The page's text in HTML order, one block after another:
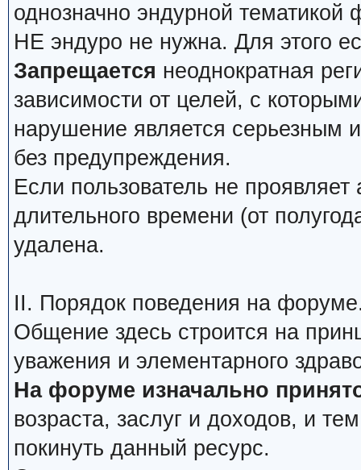
однозначно эндурной тематикой
НЕ эндуро не нужна. Для этого
Запрещается неоднократная
зависимости от целей, с
нарушение является серьезным
без предупреждения.
Если пользователь не
длительного времени (от
удалена.
II. Порядок поведения на
Общение здесь строится на
уважения и элементарного
На форуме изначально
возраста, заслуг и доходов, и
покинуть данный ресурс.